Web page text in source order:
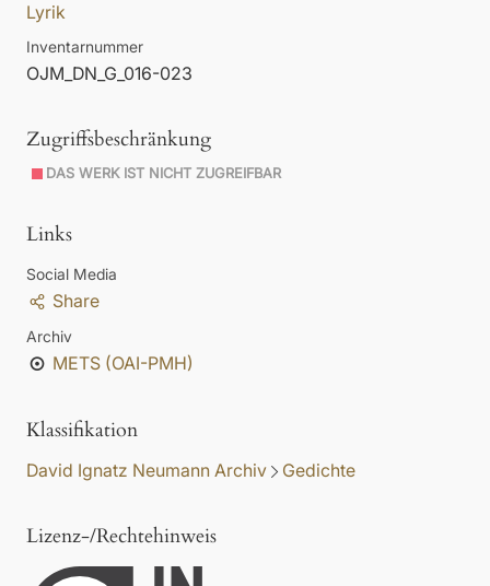
Lyrik
Inventarnummer
OJM_DN_G_016-023
Zugriffsbeschränkung
DAS WERK IST NICHT ZUGREIFBAR
Links
Social Media
Share
Archiv
METS (OAI-PMH)
Klassifikation
David Ignatz Neumann Archiv Gedichte
Lizenz-/Rechtehinweis